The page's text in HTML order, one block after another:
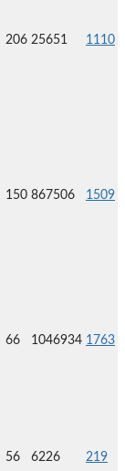
206 25651 1110
150 867506 1509
66 1046934 1763
56 6226 219